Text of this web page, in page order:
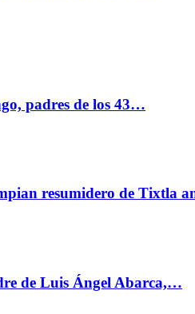
padres de los 43…
resumidero de Tixtla
de Luis Ángel Abarca,…